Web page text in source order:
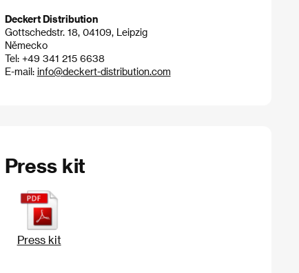
Deckert Distribution
Gottschedstr. 18, 04109, Leipzig
Německo
Tel: +49 341 215 6638
E-mail: info@deckert-distribution.com
Press kit
Press kit